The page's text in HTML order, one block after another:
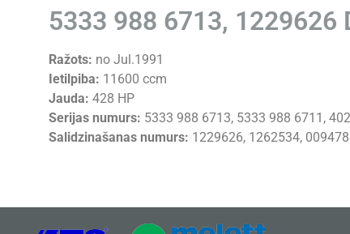
5333 988 6713, 1229626
Ražots: no Jul.1991
Ietilpiba: 11600 ccm
Jauda: 428 HP
Serijas numurs: 5333 988 6713, 5333 988 6711,
Salidzinašanas numurs: 1229626, 1262534,